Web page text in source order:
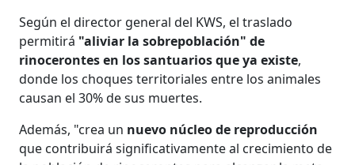
Según el director general del KWS, el traslado
permitirá "aliviar la sobrepoblación" de
rinocerontes en los santuarios que ya existe,
donde los choques territoriales entre los animales
causan el 30% de sus muertes.
Además, "crea un nuevo núcleo de reproducción
que contribuirá significativamente al crecimiento de